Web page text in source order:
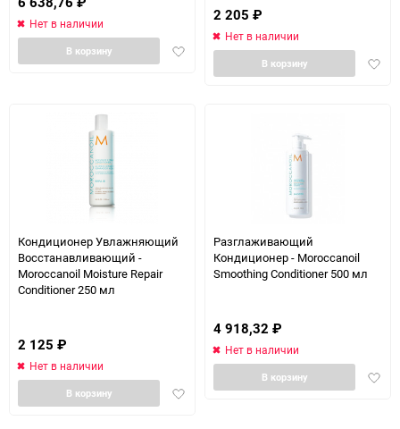
Нет в наличии
Добавить
В корзину
2 205 ₽
Нет в наличии
В корзину
Кондиционер Увлажняющий
Восстанавливающий -
Moroccanoil Moisture Repair
Conditioner 250 мл
2 125 ₽
Нет в наличии
Добавить
В корзину
Разглаживающий
Кондиционер - Moroccanoil
Smoothing Conditioner 500 мл
4 918,32 ₽
Нет в наличии
В корзину